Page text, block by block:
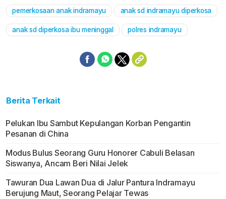
pemerkosaan anak indramayu anak sd indramayu diperkosa
anak sd diperkosa ibu meninggal polres indramayu
Berita Terkait
Pelukan Ibu Sambut Kepulangan Korban Pengantin
Pesanan di China
Modus Bulus Seorang Guru Honorer Cabuli Belasan
Siswanya, Ancam Beri Nilai Jelek
Tawuran Dua Lawan Dua di Jalur Pantura Indramayu
Berujung Maut, Seorang Pelajar Tewas